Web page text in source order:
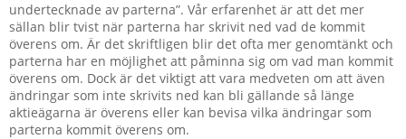
undertecknade av parterna”. Vår erfarenhet är att det mer
sällan blir tvist när parterna har skrivit ned vad de kommit
överens om. Är det skriftligen blir det ofta mer genomtänkt och
parterna har en möjlighet att påminna sig om vad man kommit
överens om. Dock är det viktigt att vara medveten om att även
ändringar som inte skrivits ned kan bli gällande så länge
aktieägarna är överens eller kan bevisa vilka ändringar som
parterna kommit överens om.